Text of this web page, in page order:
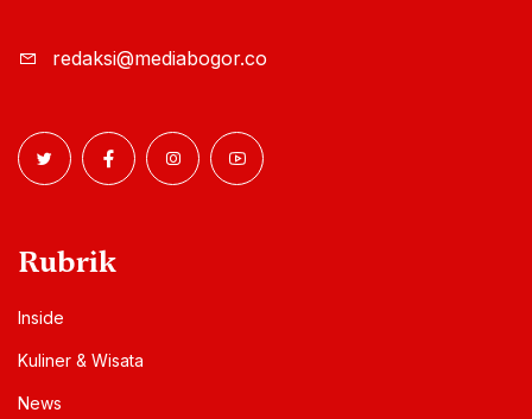
redaksi@mediabogor.co
Rubrik
Inside
Kuliner & Wisata
News